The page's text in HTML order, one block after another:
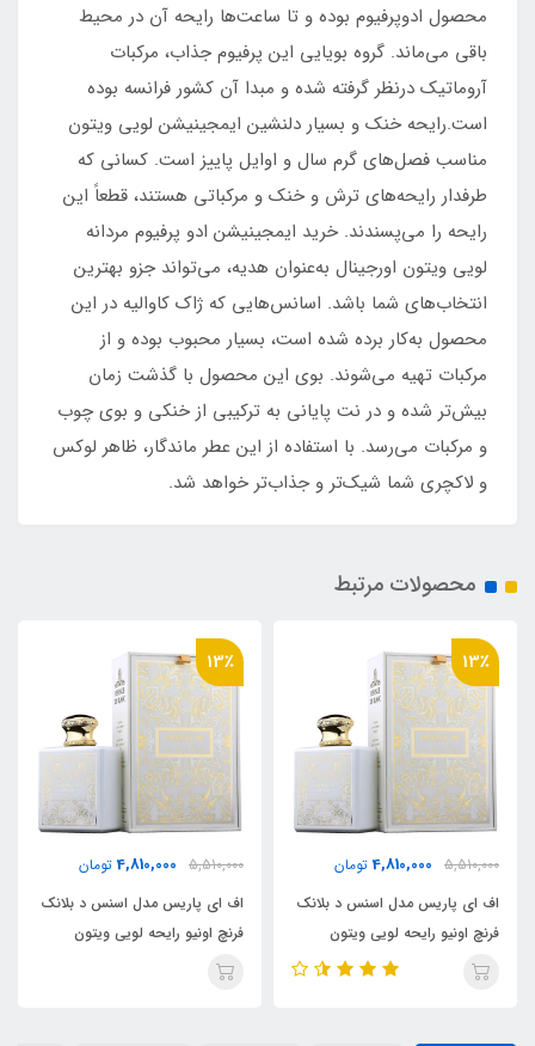
محصول ادوپرفیوم بوده و تا ساعت‌ها رایحه آن در محیط
باقی می‌ماند. گروه بویایی این پرفیوم جذاب، مرکبات
آروماتیک درنظر گرفته شده و مبدا آن کشور فرانسه بوده
است.رایحه خنک و بسیار دلنشین ایمجینیشن لویی ویتون
مناسب فصل‌های گرم سال و اوایل پاییز است. کسانی ‌که
طرفدار رایحه‌های ترش و خنک و مرکباتی هستند، قطعاً این
رایحه را می‌پسندند. خرید ایمجینیشن ادو پرفیوم مردانه
لویی ویتون اورجینال به‌عنوان هدیه، می‌تواند جزو بهترین
انتخاب‌های شما باشد. اسانس‌هایی که ژاک کاوالیه در این
محصول به‌کار برده‌ شده است، بسیار محبوب بوده و از
مرکبات تهیه می‌شوند. بوی این محصول با گذشت زمان
بیش‌تر شده و در نت پایانی به ترکیبی از خنکی و بوی چوب
و مرکبات می‌رسد. با استفاده از این عطر ماندگار، ظاهر لوکس
و لاکچری شما شیک‌تر و جذاب‌تر خواهد شد.
محصولات مرتبط
13٪
5,510,000
4,810,000 تومان
اف ای پاریس مدل اسنس د بلانک
فرنچ اونیو رایحه لویی ویتون
ایمجینیشن _ ایمجنیشن
13٪
5,510,000
4,810,000 تومان
اف ای پاریس مدل اسنس د بلانک
فرنچ اونیو رایحه لویی ویتون
ایمجینیشن _ ایمجنیشن